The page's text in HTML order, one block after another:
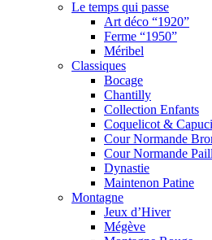
Le temps qui passe
Art déco “1920”
Ferme “1950”
Méribel
Classiques
Bocage
Chantilly
Collection Enfants
Coquelicot &
Cour Normande
Cour Normande
Dynastie
Maintenon Patine
Montagne
Jeux d’Hiver
Mégève